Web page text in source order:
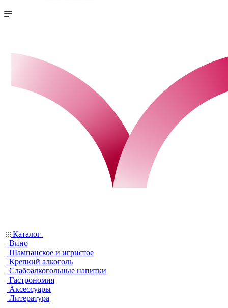
Каталог
Вино
Шампанское и игристое
Крепкий алкоголь
Слабоалкогольные напитки
Гастрономия
Аксессуары
Литература